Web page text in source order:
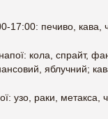
17:00: печиво, кава,
кола, спрайт,
яблучний;
узо, раки, метакса,